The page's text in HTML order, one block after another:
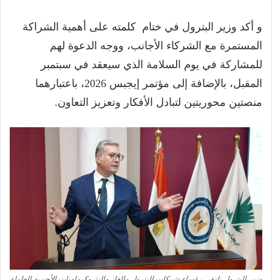
و أكد وزير البترول في ختام كلمته على أهمية الشراكة
المستمرة مع الشركاء الأجانب، ووجه الدعوة لهم
للمشاركة في يوم السلامة الذي سيعقد في سبتمبر
المقبل، بالإضافة إلى مؤتمر إيجبس 2026، باعتبارهما
منصتين محوريتين لتبادل الأفكار وتعزيز التعاون.